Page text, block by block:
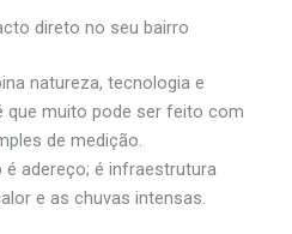
direto no seu bairro
natureza, tecnologia e
que muito pode ser feito com
de medição.
é adereço; é infraestrutura
e as chuvas intensas.